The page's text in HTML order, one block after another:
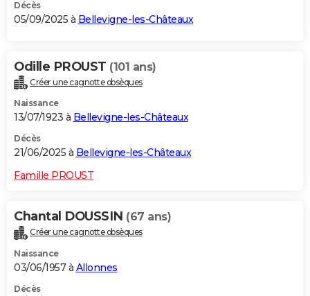
Décès
05/09/2025 à Bellevigne-les-Châteaux
Odille PROUST (101 ans)
Créer une cagnotte obsèques
Naissance
13/07/1923 à Bellevigne-les-Châteaux
Décès
21/06/2025 à Bellevigne-les-Châteaux
Famille PROUST
Chantal DOUSSIN (67 ans)
Créer une cagnotte obsèques
Naissance
03/06/1957 à Allonnes
Décès